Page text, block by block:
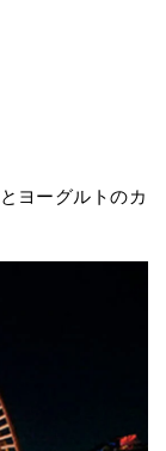
ヨーグルトのカ